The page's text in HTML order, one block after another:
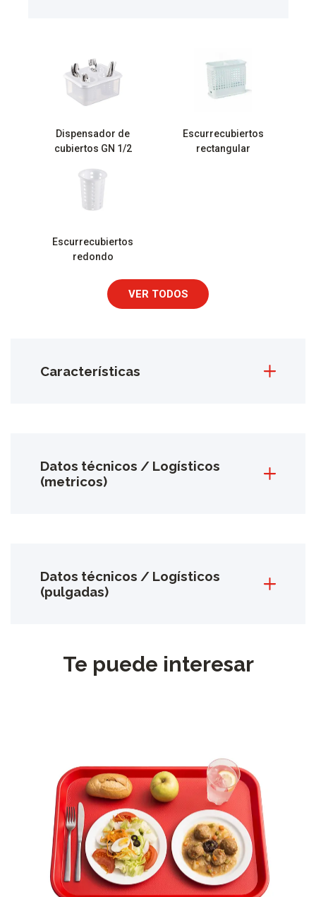
Dispensador de
cubiertos GN 1/2
Escurrecubiertos
rectangular
Escurrecubiertos
redondo
VER TODOS
Características
Datos técnicos / Logísticos
(metricos)
Datos técnicos / Logísticos
(pulgadas)
Te puede interesar